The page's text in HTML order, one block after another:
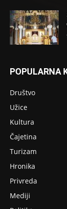
POPULARNA
Društvo
Užice
Kultura
Čajetina
Turizam
Hronika
Privreda
Mediji